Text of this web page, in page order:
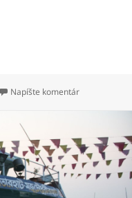
Nepál
Napíšte komentárk Sumár